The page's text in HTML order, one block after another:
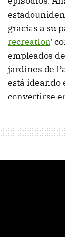
gracias a su
recreation'
empleados
jardines de
está ideando
convertirse